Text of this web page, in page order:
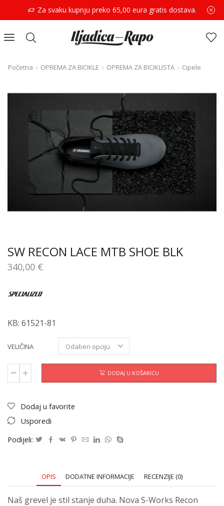
Za svaku kupnju preko 65,00 eura gratis dostava.
Početna OPREMA ZA BICIKLE OPREMA ZA BICIKLISTA Cipele
SW RECON LACE MTB SHOE BLK
340,00 €
KB: 61521-81
VELIČINA
DODAJ U KOŠARICU
Dodaj u favorite
Usporedi
Podijeli:
OPIS DODATNE INFORMACIJE RECENZIJE (0)
Naš grevel je stil stanje duha. Nova S-Works Recon